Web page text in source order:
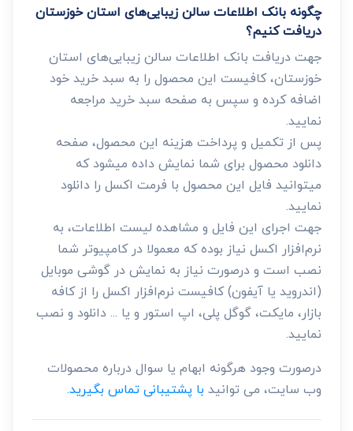
چگونه بانک اطلاعات سالن زیبایی‌های استان خوزستان
دریافت کنیم؟
جهت دریافت بانک اطلاعات سالن زیبایی‌های استان
خوزستان، کافیست این محصول را به سبد خرید خود
اضافه کرده و سپس به صفحه سبد خرید مراجعه
نمایید.
پس از تکمیل و پرداخت هزینه این محصول، صفحه
دانلود محصول برای شما نمایش داده میشود که
میتوانید فایل این محصول با فرمت اکسل را دانلود
نمایید.
جهت اجرای این فایل و مشاهده لیست اطلاعات، به
نرم‌افزار اکسل نیاز بوده که معمولا در کامپیوتر شما
نصب است و درصورت نیاز به نمایش در گوشی موبایل
(اندروید یا آیفون) کافیست نرم‌افزار اکسل را از کافه
بازار، مایکت، گوگل پلی، اپ استور و یا ... دانلود و نصب
نمایید.
درصورت وجود هرگونه ابهام یا سوال درباره محصولات
وب سایت، می توانید با پشتیبانی تماس بگیرید.